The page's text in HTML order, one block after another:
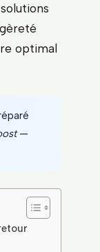
optimal
—